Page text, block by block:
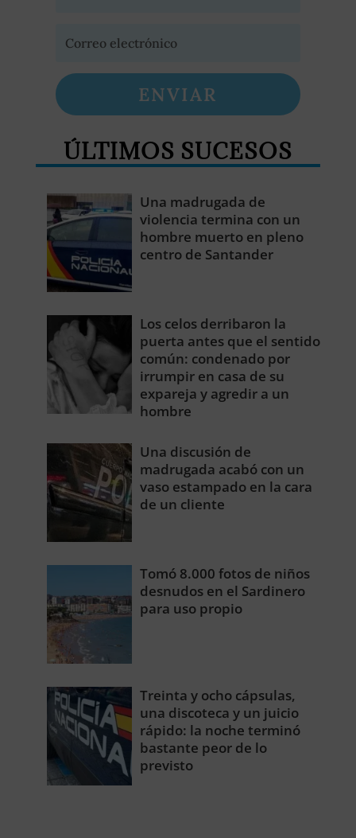
ENVIAR
ÚLTIMOS SUCESOS
Una madrugada de
violencia termina con un
hombre muerto en pleno
centro de Santander
Los celos derribaron la
puerta antes que el sentido
común: condenado por
irrumpir en casa de su
expareja y agredir a un
hombre
Una discusión de
madrugada acabó con un
vaso estampado en la cara
de un cliente
Tomó 8.000 fotos de niños
desnudos en el Sardinero
para uso propio
Treinta y ocho cápsulas,
una discoteca y un juicio
rápido: la noche terminó
bastante peor de lo
previsto